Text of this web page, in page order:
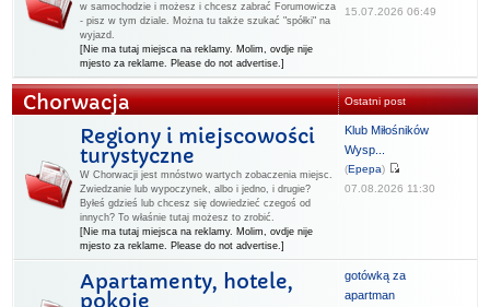
w samochodzie i możesz i chcesz zabrać Forumowicza
- pisz w tym dziale. Można tu także szukać "spółki" na
wyjazd.
[Nie ma tutaj miejsca na reklamy. Molim, ovdje nije
mjesto za reklame. Please do not advertise.]
15.07.2026 06:49
Chorwacja Ostatni post
Regiony i miejscowości
turystyczne
W Chorwacji jest mnóstwo wartych zobaczenia miejsc.
Zwiedzanie lub wypoczynek, albo i jedno, i drugie?
Byłeś gdzieś lub chcesz się dowiedzieć czegoś od
innych? To właśnie tutaj możesz to zrobić.
[Nie ma tutaj miejsca na reklamy. Molim, ovdje nije
mjesto za reklame. Please do not advertise.]
Klub Miłośników
Wysp...
(Epepa)
07.08.2026 11:30
Apartamenty, hotele,
pokoje
gotówką za
apartman